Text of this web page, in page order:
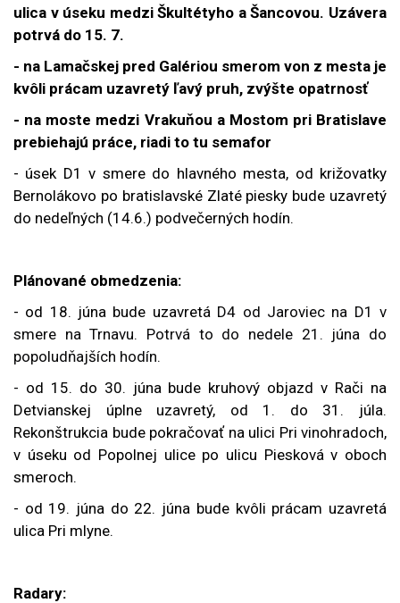
ulica v úseku medzi Škultétyho a Šancovou. Uzávera
potrvá do 15. 7.
- na Lamačskej pred Galériou smerom von z mesta je
kvôli prácam uzavretý ľavý pruh, zvýšte opatrnosť
- na moste medzi Vrakuňou a Mostom pri Bratislave
prebiehajú práce, riadi to tu semafor
- úsek D1 v smere do hlavného mesta, od križovatky
Bernolákovo po bratislavské Zlaté piesky bude uzavretý
do nedeľných (14.6.) podvečerných hodín.
Plánované obmedzenia:
- od 18. júna bude uzavretá D4 od Jaroviec na D1 v
smere na Trnavu. Potrvá to do nedele 21. júna do
popoludňajších hodín.
- od 15. do 30. júna bude kruhový objazd v Rači na
Detvianskej úplne uzavretý, od 1. do 31. júla.
Rekonštrukcia bude pokračovať na ulici Pri vinohradoch,
v úseku od Popolnej ulice po ulicu Piesková v oboch
smeroch.
- od 19. júna do 22. júna bude kvôli prácam uzavretá
ulica Pri mlyne.
Radary: